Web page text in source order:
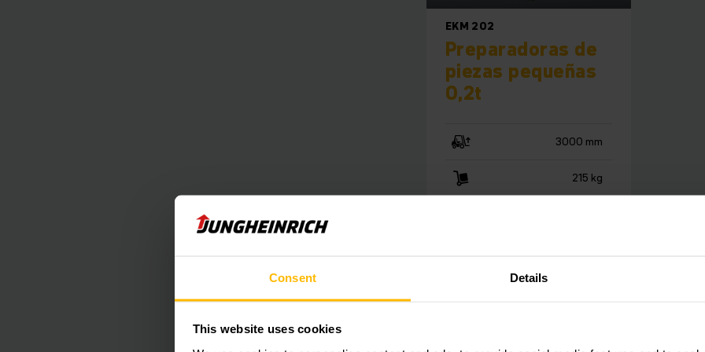
Consent Details
This website uses cookies
EKM 202
Preparadoras de
piezas pequeñas
0,2t
3000 mm
215 kg